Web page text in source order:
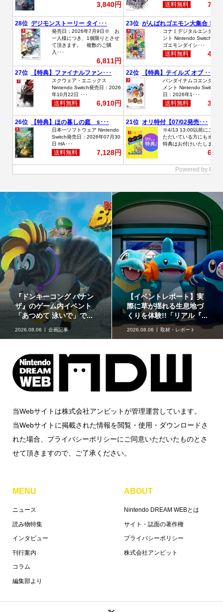
赤ちゃん向けスピナー
「KIRBY ピタッとくるる
ん♪カービィスピナー」...
2026.08.06 グッズ情報
どうぶつたちと楽しむ12
色のコスメ「ポンデクル
ール どうぶつの森 マル...
2026.08.06 グッズ情報
当Webサイトは株式会社アンビットが管理運営しています。
当Webサイトに掲載された情報を閲覧・使用・ダウンロードさ
れた場合、プライバシーポリシーにご同意いただいたものとさ
せて頂きますので、ご了承ください。
MENU
ニュース
読み物特集
インタビュー
刊行案内
コラム
編集部より
ABOUT
Nintendo DREAM WEBとは
サイト・誌面の著作権
プライバシーポリシー
株式会社アンビット